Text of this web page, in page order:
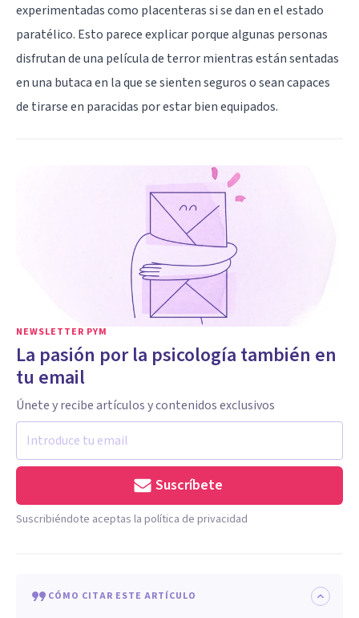
experimentadas como placenteras si se dan en el estado
paratélico. Esto parece explicar porque algunas personas
disfrutan de una película de terror mientras están sentadas
en una butaca en la que se sienten seguros o sean capaces
de tirarse en paracidas por estar bien equipados.
NEWSLETTER PYM
La pasión por la psicología también en
tu email
Únete y recibe artículos y contenidos exclusivos
Suscríbete
Suscribiéndote aceptas la política de privacidad
CÓMO CITAR ESTE ARTÍCULO